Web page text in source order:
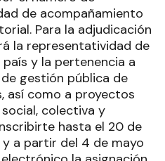
de acompañamiento
Para la adjudicación
la representatividad de
y la pertenencia a
gestión pública de
así como a proyectos
colectiva y
hasta el 20 de
y a partir del 4 de mayo